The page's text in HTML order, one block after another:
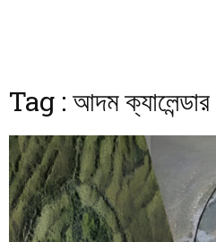
Tag : আদম ক্যালেন্ডার